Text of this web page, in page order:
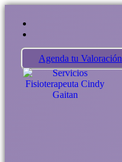
Saltar
contenido
Agenda tu Valoración